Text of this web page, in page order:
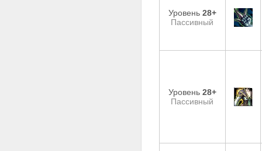
Уровень 28+
Пассивный
Уровень 28+
Пассивный